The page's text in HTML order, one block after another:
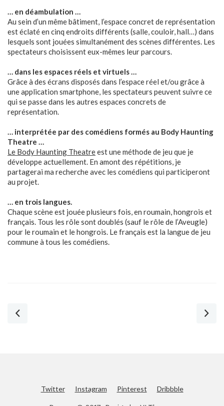
… en déambulation …
Au sein d’un même bâtiment, l’espace concret de représentation
est éclaté en cinq endroits différents (salle, couloir, hall…) dans
lesquels sont jouées simultanément des scènes différentes. Les
spectateurs choisissent eux-mêmes leur parcours.
… dans les espaces réels et virtuels …
Grâce à des écrans disposés dans l’espace réel et/ou grâce à
une application smartphone, les spectateurs peuvent suivre ce
qui se passe dans les autres espaces concrets de
représentation.
… interprétée par des comédiens formés au Body Haunting
Theatre …
Le Body Haunting Theatreest une méthode de jeu que je
développe actuellement. En amont des répétitions, je
partagerai ma recherche avec les comédiens qui participeront
au projet.
… en trois langues.
Chaque scène est jouée plusieurs fois, en roumain, hongrois et
français. Tous les rôle sont doublés (sauf le rôle de l’Aveugle)
pour le roumain et le hongrois. Le français est la langue de jeu
commune à tous les comédiens.
Twitter Instagram Pinterest Dribbble